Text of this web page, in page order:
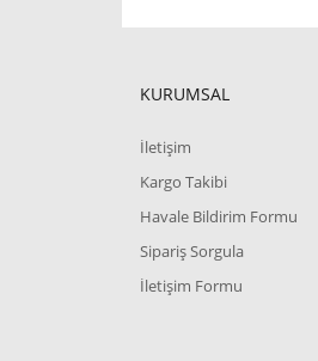
KURUMSAL
İletişim
Kargo Takibi
Havale Bildirim Formu
Sipariş Sorgula
İletişim Formu